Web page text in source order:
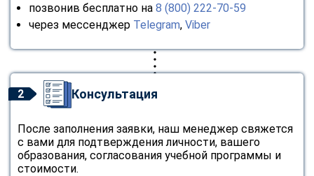
позвонив бесплатно на 8 (800) 222-70-59
через мессенджер Telegram, Viber
2 Консультация
После заполнения заявки, наш менеджер свяжется
с вами для подтверждения личности, вашего
образования, согласования учебной программы и
стоимости.